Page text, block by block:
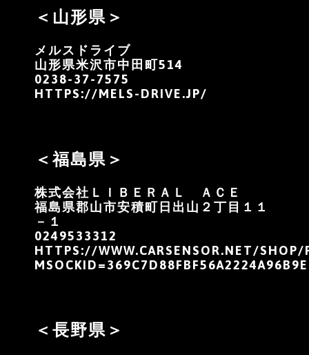
＜山形県＞
メルスドライブ
山形県米沢市中田町514
0238-37-7575
HTTPS://MELS-DRIVE.JP/
＜福島県＞
株式会社ＬＩＢＥＲＡＬ ＡＣＥ
福島県郡山市安積町日出山２丁目１１
－１
0249533312
HTTPS://WWW.CARSENSOR.NET/
＜長野県＞